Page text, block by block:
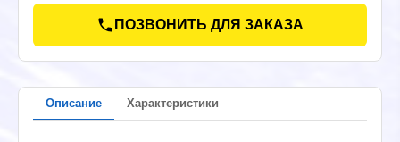
ПОЗВОНИТЬ ДЛЯ ЗАКАЗА
Описание Характеристики